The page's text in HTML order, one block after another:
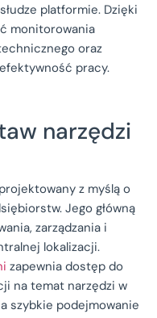
platformie. Dzięki
monitorowania
oraz
pracy.
narzędzi
z myślą o
Jego główną
zarządzania i
lokalizacji.
zapewnia dostęp do
na temat narzędzi w
szybkie podejmowanie